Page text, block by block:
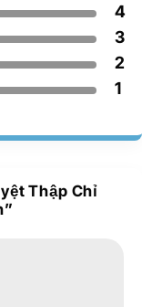
4
3
2
1
Thập Chỉ
”